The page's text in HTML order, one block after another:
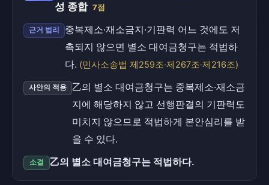
성 종합 7점
근거 법리
중복제소·재소금지·기판력 어느 것에도 저
촉되지 않으면 별소 대여금청구는 적법하
다. (민사소송법 제259조·제267조·제216조)
사안의 적용
乙의 별소 대여금청구는 중복제소·재소금
지에 해당하지 않고 선행판결의 기판력도
미치지 않으므로 적법하게 본안심리를 받
을 수 있다.
소결 乙의 별소 대여금청구는 적법하다.